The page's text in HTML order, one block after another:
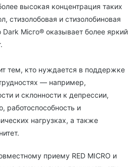
высокая концентрация таких
стизолобовая и стизолобиновая
Dark Місго® оказывает более яркий
тем, кто нуждается в поддержке
— например,
и склонности к депрессии,
работоспособность и
нагрузках, а также
приему RED MICRO и